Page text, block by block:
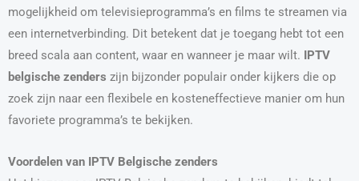
mogelijkheid om televisieprogramma’s en films te streamen via
een internetverbinding. Dit betekent dat je toegang hebt tot een
breed scala aan content, waar en wanneer je maar wilt. IPTV
belgische zenders zijn bijzonder populair onder kijkers die op
zoek zijn naar een flexibele en kosteneffectieve manier om hun
favoriete programma’s te bekijken.
Voordelen van IPTV Belgische zenders